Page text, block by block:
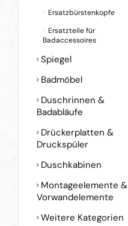
Ersatzbürstenkopfe
Ersatzteile für
Badaccessoires
Spiegel
Badmöbel
Duschrinnen &
Badabläufe
Drückerplatten &
Druckspüler
Duschkabinen
Montageelemente &
Vorwandelemente
Weitere Kategorien